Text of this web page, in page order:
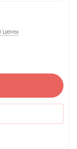
цены